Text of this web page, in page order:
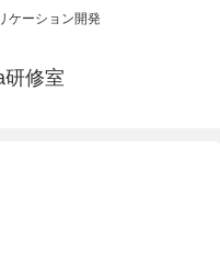
ケーション開発
修室